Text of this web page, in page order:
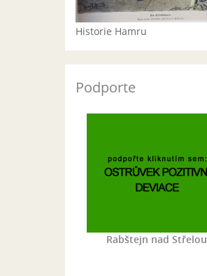
Historie Hamru
Podporte
Rabštejn nad Střelou